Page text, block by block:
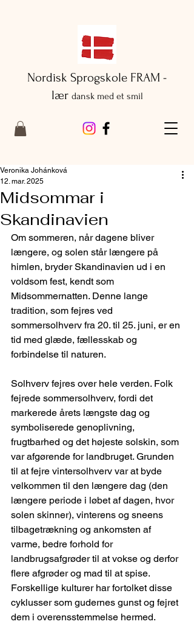
Nordisk Sprogskole FRAM -
lær dansk med et smil
Midsommar i
Skandinavien
Veronika Johánková
12. mar. 2025
Om sommeren, når dagene bliver
længere, og solen står længere på
himlen, bryder Skandinavien ud i en
voldsom fest, kendt som
Midsommernatten. Denne lange
tradition, som fejres ved
sommersolhverv fra 20. til 25. juni, er en
tid med glæde, fællesskab og
forbindelse til naturen.
Solhverv fejres over hele verden. Folk
fejrede sommersolhverv, fordi det
markerede årets længste dag og
symboliserede genoplivning,
frugtbarhed og det højeste solskin, som
var afgørende for landbruget. Grunden
til at fejre vintersolhverv var at byde
velkommen til den længere dag (den
længere periode i løbet af dagen, hvor
solen skinner), vinterens og sneens
tilbagetrækning og ankomsten af
varme, bedre forhold for
landbrugsafgrøder til at vokse og derfor
flere afgrøder og mad til at spise.
Forskellige kulturer har fortolket disse
cyklusser som gudernes gunst og fejret
dem i overensstemmelse hermed.